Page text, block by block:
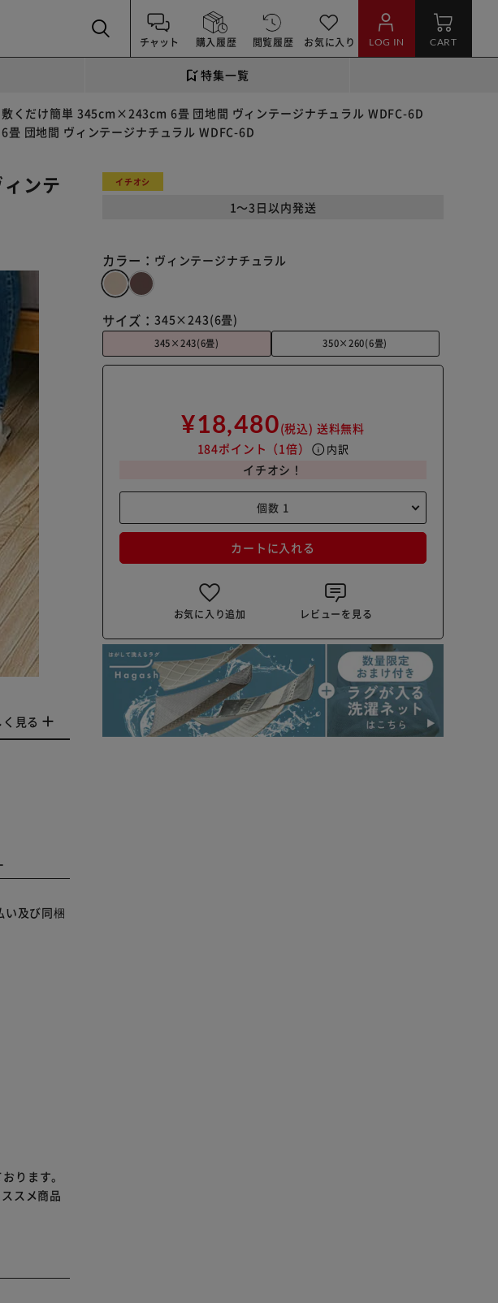
チャット 購入履歴 閲覧履歴 お気に入り LOG IN CART
特集一覧
くだけ簡単 345cm×243cm 6畳 団地間 ヴィンテージナチュラル WDFC-6D
団地間 ヴィンテージナチュラル WDFC-6D
ンテ
見る
イチオシ
1～3日以内発送
カラー： ヴィンテージナチュラル
サイズ： 345×243(6畳)
345×243(6畳) 350×260(6畳)
¥18,480(税込) 送料無料
184ポイント （1倍） info 内訳
イチオシ！
カートに入れる
お気に入り追加 レビューを見る
及び同梱
す。
ります。
スメ商品